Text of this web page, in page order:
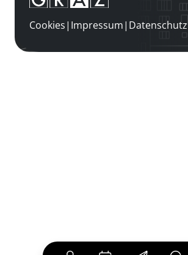
Cookies| Impressum| Datenschutz